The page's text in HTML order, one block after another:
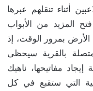
أثناء تنقلهم عبرها
المزيد من الأبواب
بمرور الوقت، إذ
بالقرية سيحظى
إيجاد مفاتيحها، ناهيك
التي ستقبع في كل